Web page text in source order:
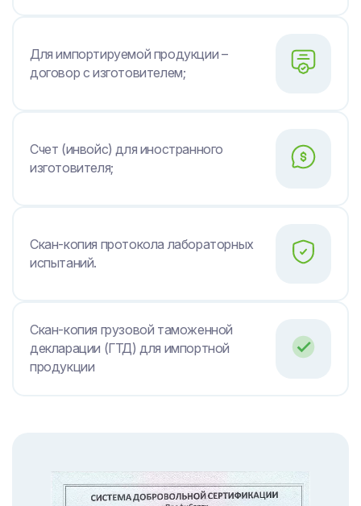
Для импортируемой продукции –
договор с изготовителем;
Счет (инвойс) для иностранного
изготовителя;
Скан-копия протокола лабораторных
испытаний.
Скан-копия грузовой таможенной
декларации (ГТД) для импортной
продукции